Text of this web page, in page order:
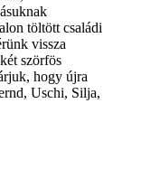
töltött családi
vissza
szörfös
hogy újra
Uschi, Silja,